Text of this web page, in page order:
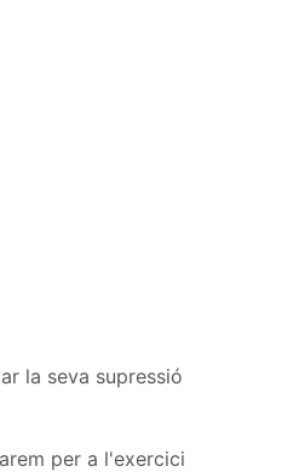
la seva supressió
per a l'exercici